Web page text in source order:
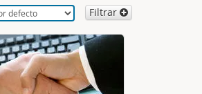
Filtrar